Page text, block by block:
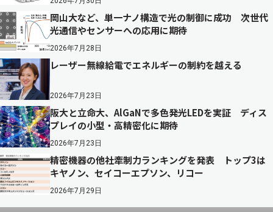
岡山大など、単一ナノ構造で光の制御に成功 次世代
光通信やセンサーへの応用に期待
2026年7月28日
レーザー無線給電でエネルギーの制約を越える
2026年7月23日
阪大と立命大、AlGaNで多色発光LEDを実証 ディス
プレイの小型・高精密化に期待
2026年7月23日
精密機器の他社牽制力ランキングを発表 トップ3は
キヤノン、セイコーエプソン、リコー
2026年7月29日